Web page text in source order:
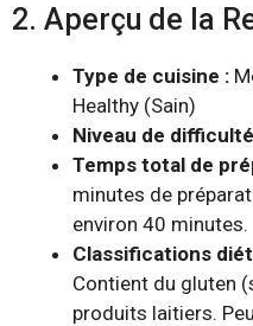
2. Aperçu de la
Type de cuisine :
Healthy (Sain)
Niveau de
Temps total de
minutes de
environ 40 minutes.
Classifications
Contient du gluten
produits laitiers.